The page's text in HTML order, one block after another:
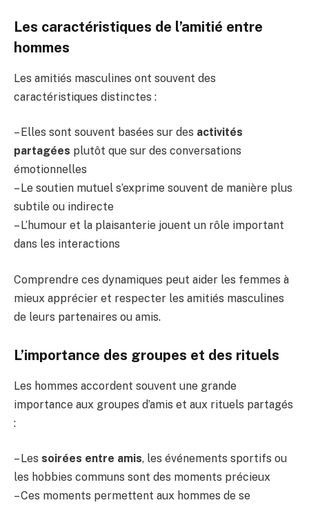
Les caractéristiques de l’amitié entre
hommes
Les amitiés masculines ont souvent des
caractéristiques distinctes :
– Elles sont souvent basées sur des activités
partagées plutôt que sur des conversations
émotionnelles
– Le soutien mutuel s’exprime souvent de manière plus
subtile ou indirecte
– L’humour et la plaisanterie jouent un rôle important
dans les interactions
Comprendre ces dynamiques peut aider les femmes à
mieux apprécier et respecter les amitiés masculines
de leurs partenaires ou amis.
L’importance des groupes et des rituels
Les hommes accordent souvent une grande
importance aux groupes d’amis et aux rituels partagés
:
– Les soirées entre amis, les événements sportifs ou
les hobbies communs sont des moments précieux
– Ces moments permettent aux hommes de se